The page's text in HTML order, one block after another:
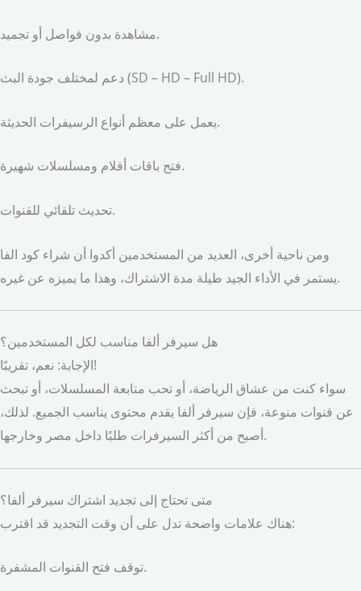
مشاهدة بدون فواصل أو تجميد.
دعم لمختلف جودة البث (SD – HD – Full HD).
يعمل على معظم أنواع الرسيفرات الحديثة.
فتح باقات أفلام ومسلسلات شهيرة.
تحديث تلقائي للقنوات.
ومن ناحية أخرى، العديد من المستخدمين أكدوا أن شراء كود الفا
يستمر في الأداء الجيد طيلة مدة الاشتراك، وهذا ما يميزه عن غيره.
هل سيرفر ألفا مناسب لكل المستخدمين؟
الإجابة: نعم، تقريبًا!
سواء كنت من عشاق الرياضة، أو تحب متابعة المسلسلات، أو تبحث
عن قنوات منوعة، فإن سيرفر ألفا يقدم محتوى يناسب الجميع. لذلك،
أصبح من أكثر السيرفرات طلبًا داخل مصر وخارجها.
متى تحتاج إلى تجديد اشتراك سيرفر ألفا؟
هناك علامات واضحة تدل على أن وقت التجديد قد اقترب:
توقف فتح القنوات المشفرة.